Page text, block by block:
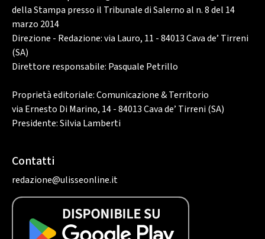
della Stampa presso il Tribunale di Salerno al n. 8 del 14
marzo 2014
Direzione - Redazione: via Lauro, 11 - 84013 Cava de’ Tirreni
(SA)
Direttore responsabile: Pasquale Petrillo
Proprietà editoriale: Comunicazione & Territorio
via Ernesto Di Marino, 14 - 84013 Cava de’ Tirreni (SA)
Presidente: Silvia Lamberti
Contatti
redazione@ulisseonline.it